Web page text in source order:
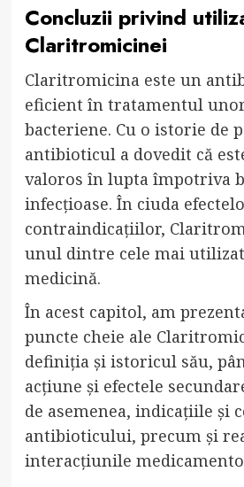
Concluzii privind
Claritromicinei
Claritromicina este un
eficient în tratamentul
bacteriene. Cu o istorie de
antibioticul a dovedit că
valoros în lupta împotriva
infecțioase. În ciuda
contraindicațiilor,
unul dintre cele mai
medicină.
În acest capitol, am
puncte cheie ale
definiția și istoricul său,
acțiune și efectele
de asemenea, indicațiile și
antibioticului, precum și
interacțiunile